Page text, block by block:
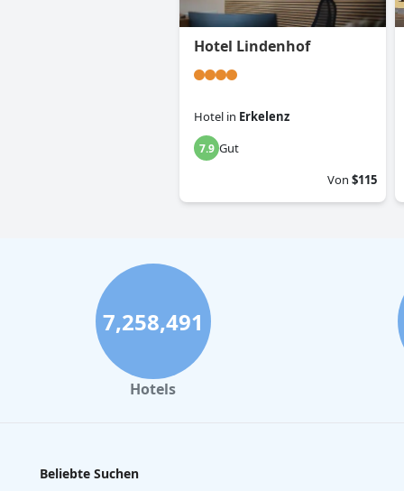
Hotel Lindenhof
Hotel in Erkelenz
7.9 Gut
Von $115
7,258,491
Hotels
Beliebte Suchen